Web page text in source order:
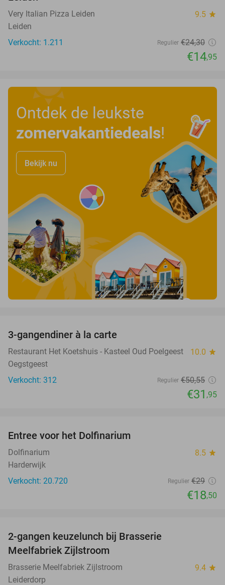
Very Italian Pizza Leiden 9.5 star
Leiden
Verkocht: 1.211
Regulier €24,30
€14,95
Ontdek de leukste
zomervakantiedeals!
Bekijk nu
3-gangendiner à la carte
Restaurant Het Koetshuis - Kasteel Oud Poelgeest 10.0 star
Oegstgeest
Verkocht: 312
Regulier €50,55
€31 ,95
Entree voor het Dolfinarium
Dolfinarium 8.5 star
Harderwijk
Verkocht: 20.720
Regulier €29
€18,50
2-gangen keuzelunch bij Brasserie
Meelfabriek Zijlstroom
Brasserie Meelfabriek Zijlstroom 9.4 star
Leiderdorp